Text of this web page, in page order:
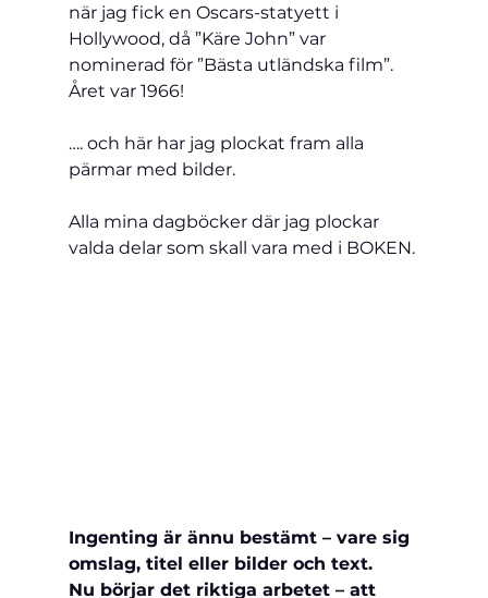
när jag fick en Oscars-statyett i
Hollywood, då ”Käre John” var
nominerad för ”Bästa utländska film”.
Året var 1966!
…. och här har jag plockat fram alla
pärmar med bilder.
Alla mina dagböcker där jag plockar
valda delar som skall vara med i BOKEN.
Ingenting är ännu bestämt – vare sig
omslag, titel eller bilder och text.
Nu börjar det riktiga arbetet – att